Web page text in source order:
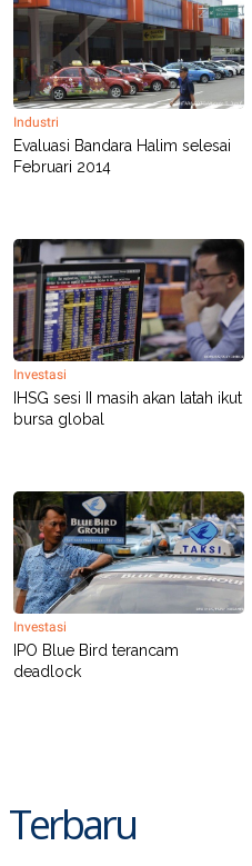
A
E
M
E
N
T
E
R
I
L
E
S
T
A
R
I
KANAL
S
A
T
D
A
T
A
A
G
E
S
O
N
I
P
JARINGAN
Industri
Evaluasi Bandara Halim selesai
Februari 2014
Investasi
IHSG sesi II masih akan latah ikut
bursa global
Investasi
IPO Blue Bird terancam
deadlock
Terbaru